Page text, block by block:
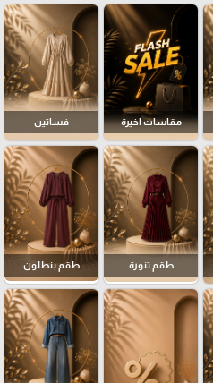
مقاسات اخيرة فساتين
طقم تنورة طقم بنطلون